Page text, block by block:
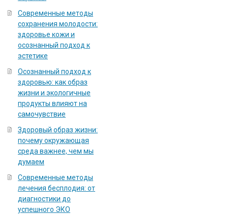
Современные методы
сохранения молодости:
здоровье кожи и
осознанный подход к
эстетике
Осознанный подход к
здоровью: как образ
жизни и экологичные
продукты влияют на
самочувствие
Здоровый образ жизни:
почему окружающая
среда важнее, чем мы
думаем
Современные методы
лечения бесплодия: от
диагностики до
успешного ЭКО